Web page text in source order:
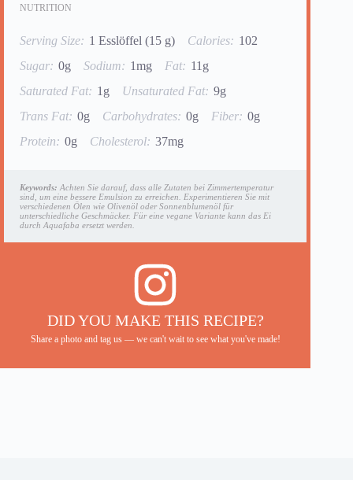
NUTRITION
Serving Size: 1 Esslöffel (15 g) Calories: 102
Sugar: 0g Sodium: 1mg Fat: 11g
Saturated Fat: 1g Unsaturated Fat: 9g
Trans Fat: 0g Carbohydrates: 0g Fiber: 0g
Protein: 0g Cholesterol: 37mg
Keywords: Achten Sie darauf, dass alle Zutaten bei Zimmertemperatur
sind, um eine bessere Emulsion zu erreichen. Experimentieren Sie mit
verschiedenen Ölen wie Olivenöl oder Sonnenblumenöl für
unterschiedliche Geschmäcker. Für eine vegane Variante kann das Ei
durch Aquafaba ersetzt werden.
DID YOU MAKE THIS RECIPE?
Share a photo and tag us — we can't wait to see what you've made!